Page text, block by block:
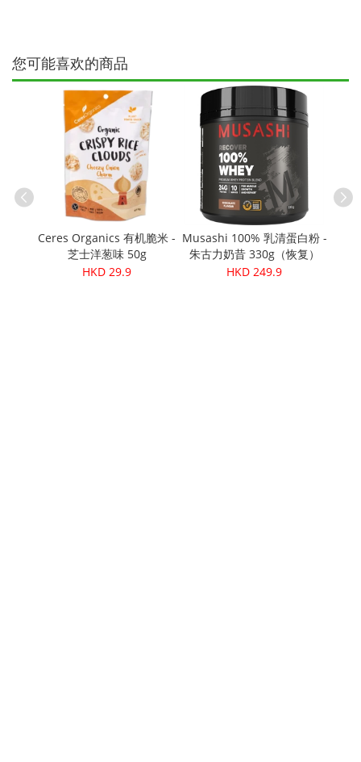
您可能喜欢的商品
Ceres Organics 有机脆米 -
芝士洋葱味 50g
HKD 29.9
Musashi 100% 乳清蛋白粉 -
朱古力奶昔 330g（恢复）
HKD 249.9